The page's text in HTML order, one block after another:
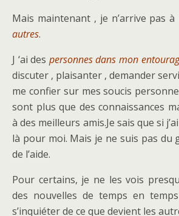
Mais maintenant , je n’arrive pas
autres.
J ‘ai des personnes dans mon
discuter , plaisanter , demander
me confier sur mes soucis
sont plus que des connaissances
à des meilleurs amis.Je sais que si
là pour moi. Mais je ne suis pas du
de l’aide.
Pour certains, je ne les vois
des nouvelles de temps en
s’inquiéter de ce que devient les